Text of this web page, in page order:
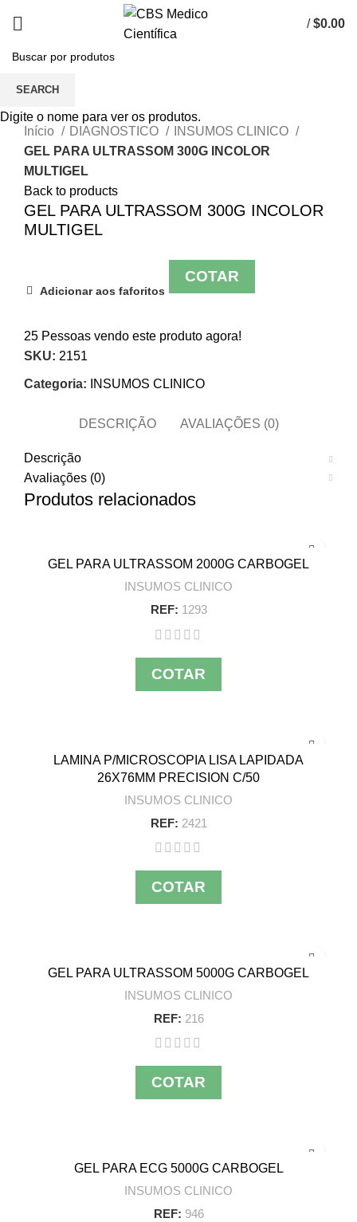
/ $0.00
Click to enlarge
Início
DIAGNOSTICO
INSUMOS CLINICO
GEL PARA ULTRASSOM 300G INCOLOR
MULTIGEL
Back to products
GEL PARA ULTRASSOM 300G INCOLOR
MULTIGEL
Adicionar aos faforitos
COTAR
25 Pessoas vendo este produto agora!
SKU: 2151
Categoria: INSUMOS CLINICO
DESCRIÇÃO AVALIAÇÕES (0)
Descrição
Avaliações (0)
Produtos relacionados
GEL PARA ULTRASSOM 2000G CARBOGEL
INSUMOS CLINICO
REF: 1293
COTAR
LAMINA P/MICROSCOPIA LISA LAPIDADA
26X76MM PRECISION C/50
INSUMOS CLINICO
REF: 2421
COTAR
GEL PARA ULTRASSOM 5000G CARBOGEL
INSUMOS CLINICO
REF: 216
COTAR
GEL PARA ECG 5000G CARBOGEL
INSUMOS CLINICO
REF: 946
SEARCH
Digite o nome para ver os produtos.